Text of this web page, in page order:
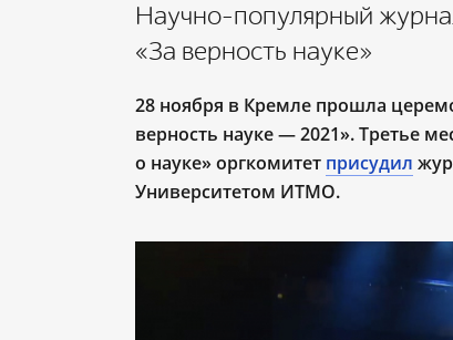
Научно-популярный
«За верность науке»
28 ноября в Кремле прошла
верность науке — 2021». Третье
о науке» оргкомитет присудил
Университетом ИТМО.